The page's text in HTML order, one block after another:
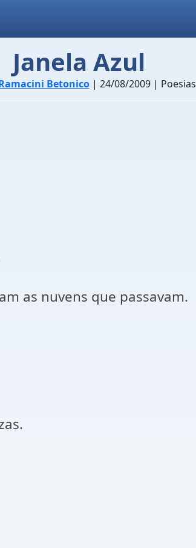
Janela Azul
Betonico| 24/08/2009 | Poesias
as nuvens que passavam.